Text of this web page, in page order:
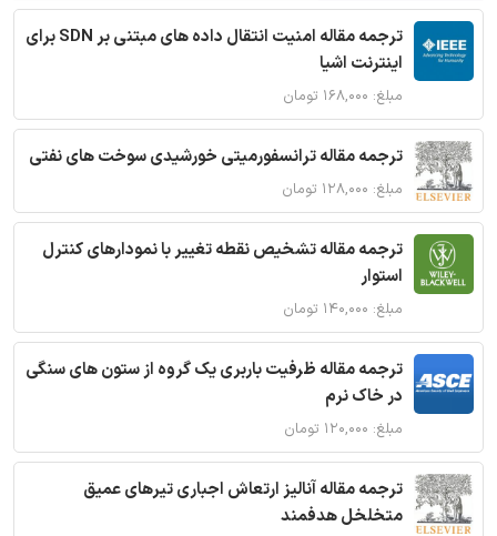
ترجمه مقاله امنیت انتقال داده های مبتنی بر SDN برای
اینترنت اشیا
مبلغ: ۱۶۸,۰۰۰ تومان
ترجمه مقاله ترانسفورمیتی خورشیدی سوخت های نفتی
مبلغ: ۱۲۸,۰۰۰ تومان
ترجمه مقاله تشخیص نقطه تغییر با نمودارهای کنترل
استوار
مبلغ: ۱۴۰,۰۰۰ تومان
ترجمه مقاله ظرفیت باربری یک گروه از ستون های سنگی
در خاک نرم
مبلغ: ۱۲۰,۰۰۰ تومان
ترجمه مقاله آنالیز ارتعاش اجباری تیرهای عمیق
متخلخل هدفمند